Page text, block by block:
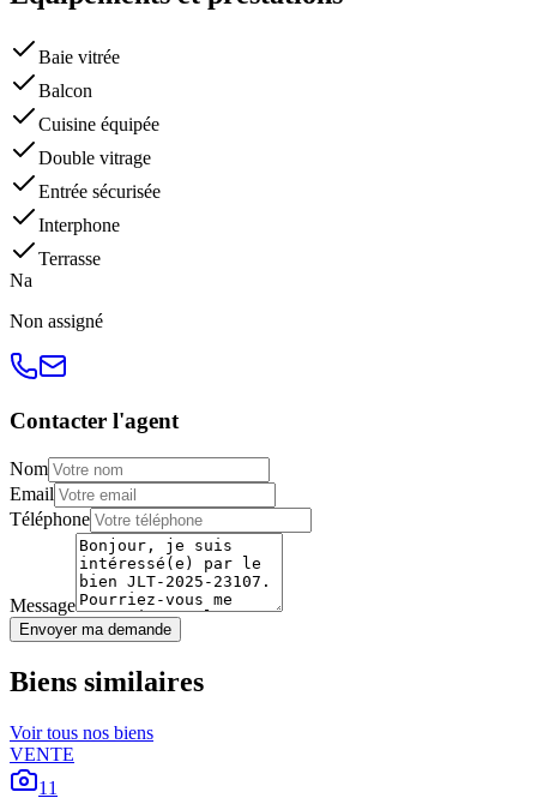
Baie vitrée
Balcon
Cuisine équipée
Double vitrage
Entrée sécurisée
Interphone
Terrasse
Na
Non assigné
Contacter l'agent
Nom
Email
Téléphone
Message
Envoyer ma demande
Biens similaires
Voir tous nos biens
VENTE
11